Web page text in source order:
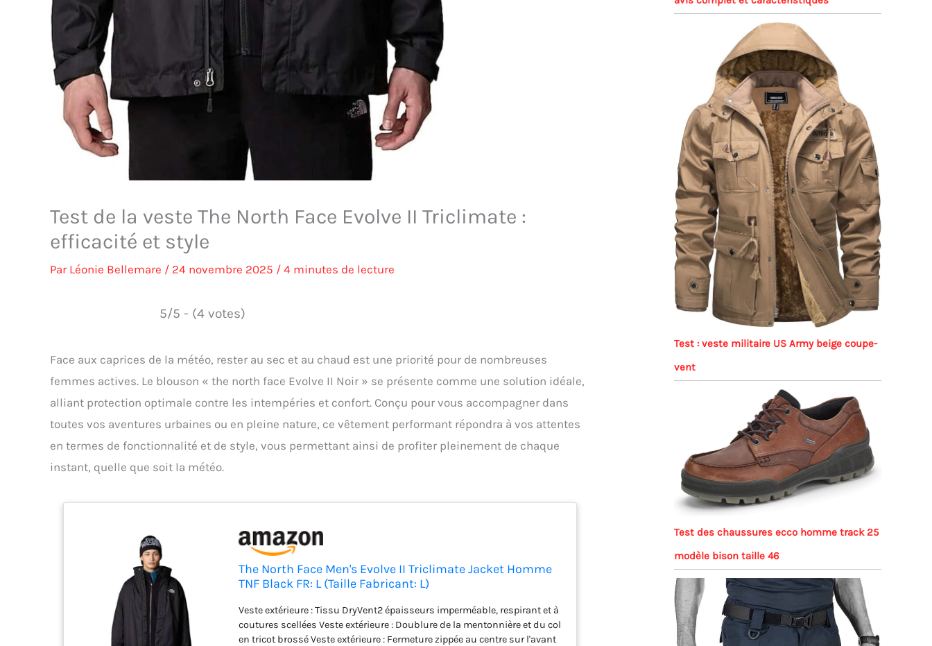
Test de la veste The North Face Evolve II Triclimate :
efficacité et style
Par Léonie Bellemare / 24 novembre 2025 / 4 minutes de lecture
5/5 - (4 votes)
Face aux caprices de la météo, rester au sec et au chaud est une priorité pour de nombreuses
femmes actives. Le blouson « the north face Evolve II Noir » se présente comme une solution idéale,
alliant protection optimale contre les intempéries et confort. Conçu pour vous accompagner dans
toutes vos aventures urbaines ou en pleine nature, ce vêtement performant répondra à vos attentes
en termes de fonctionnalité et de style, vous permettant ainsi de profiter pleinement de chaque
instant, quelle que soit la météo.
The North Face Men's Evolve II Triclimate Jacket Homme
TNF Black FR: L (Taille Fabricant: L)
Veste extérieure : Tissu DryVent2 épaisseurs imperméable, respirant et à
coutures scellées Veste extérieure : Doublure de la mentonnière et du col
en tricot brossé Veste extérieure : Fermeture zippée au centre sur l'avant
Test : veste militaire US Army beige coupe-
vent
Test des chaussures ecco homme track 25
modèle bison taille 46